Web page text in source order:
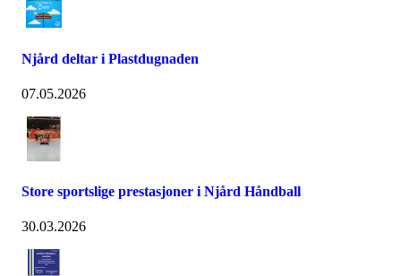
Njård deltar i Plastdugnaden
07.05.2026
Store sportslige prestasjoner i Njård Håndball
30.03.2026